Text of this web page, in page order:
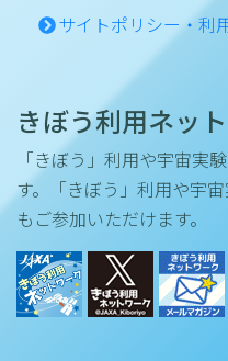
サイトポリシー・利
きぼう利用ネッ
「きぼう」利用や宇宙実
す。「きぼう」利用や宇
もご参加いただけます。